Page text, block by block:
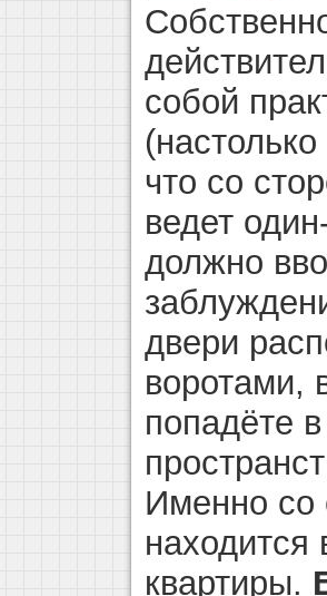
собой
что со
ведет
должно
двери
воротами,
попадёте
Именно со
находится
квартиры.